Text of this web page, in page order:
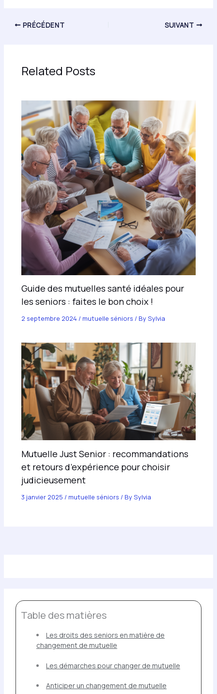
PRÉCÉDENT SUIVANT
Related Posts
Guide des mutuelles santé idéales pour
les seniors : faites le bon choix !
2 septembre 2024 / mutuelle séniors / BySylvia
Mutuelle Just Senior : recommandations
et retours d’expérience pour choisir
judicieusement
3 janvier 2025 / mutuelle séniors / BySylvia
Table des matières
Les droits des seniors en matière de
changement de mutuelle
Les démarches pour changer de mutuelle
Anticiper un changement de mutuelle